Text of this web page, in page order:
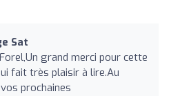
Sat
grand merci pour cette
fait très plaisir à lire.Au
prochaines